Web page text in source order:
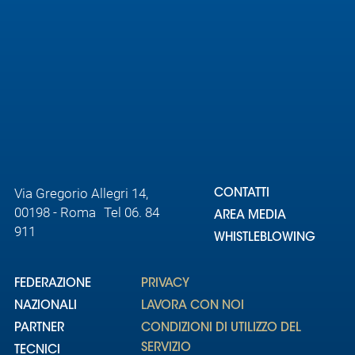
Social media
Via Gregorio Allegri 14,
00198 - Roma Tel 06. 84
911
CONTATTI
AREA MEDIA
WHISTLEBLOWING
FEDERAZIONE
NAZIONALI
PARTNER
TECNICI
PRIVACY
LAVORA CON NOI
CONDIZIONI DI UTILIZZO DEL
SERVIZIO